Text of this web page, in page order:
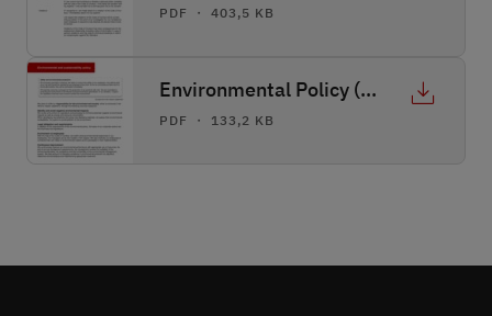
PDF ・ 403,5 KB
Environmental Policy (EN)
PDF ・ 133,2 KB